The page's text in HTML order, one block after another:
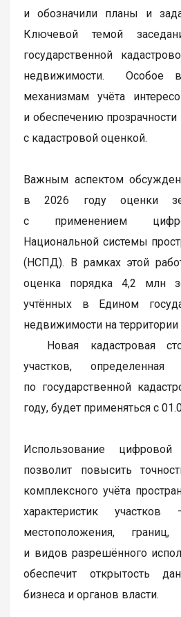
и обозначили планы и
Ключевой темой
государственной
недвижимости. Особое
механизмам учёта
и обеспечению
с кадастровой оценкой.
Важным аспектом
в 2026 году оценки
с применением
Национальной системы
(НСПД). В рамках этой
оценка порядка 4,2 млн
учтённых в Едином
недвижимости на
Новая кадастровая
участков,
по государственной
году, будет применяться с
Использование
позволит повысить
комплексного учёта
характеристик
местоположения,
и видов разрешённого
обеспечит открытость
бизнеса и органов власти.